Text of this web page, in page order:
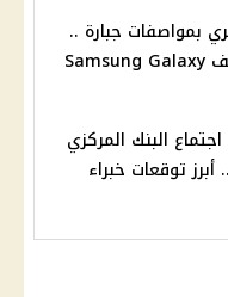
بمواصفات جبارة ..
سامسونج تطرح هاتف Samsung Galaxy
البنك المركزي
توقعات خبراء